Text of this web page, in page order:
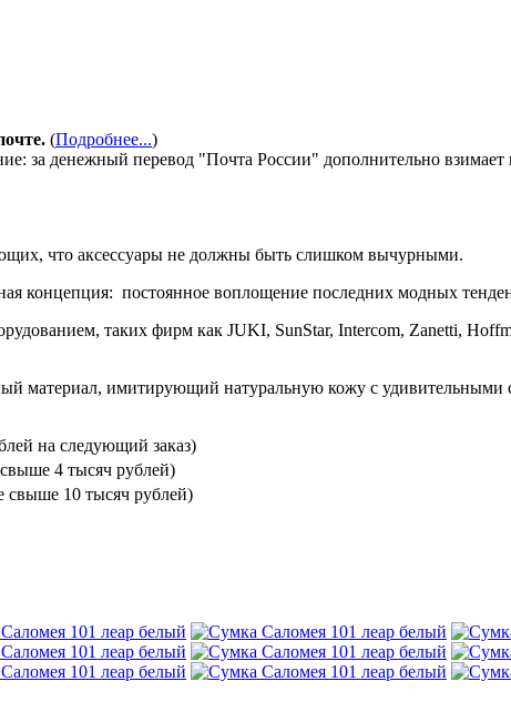
(Подробнее...)
за денежный перевод "Почта России" дополнительно
что аксессуары не должны быть слишком вычурными.
концепция: постоянное воплощение последних модных
таких фирм как JUKI, SunStar, Intercom, Zanetti,
материал, имитирующий натуральную кожу с удивительными
на следующий заказ)
свыше 4 тысяч рублей)
свыше 10 тысяч рублей)